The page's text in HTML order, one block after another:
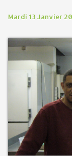
Mardi 13 Janvier